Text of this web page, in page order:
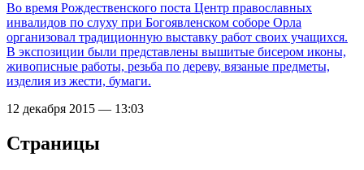
Во время Рождественского поста Центр православных
инвалидов по слуху при Богоявленском соборе Орла
организовал традиционную выставку работ своих учащихся.
В экспозиции были представлены вышитые бисером иконы,
живописные работы, резьба по дереву, вязаные предметы,
изделия из жести, бумаги.
12 декабря 2015 — 13:03
Страницы